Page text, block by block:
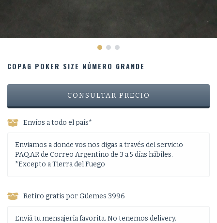
COPAG POKER SIZE NÚMERO GRANDE
Envíos a todo el país*
Enviamos a donde vos nos digas a través del servicio
PAQ.AR de Correo Argentino de 3 a 5 días hábiles.
*Excepto a Tierra del Fuego
Retiro gratis por Güemes 3996
Enviá tu mensajería favorita. No tenemos delivery.